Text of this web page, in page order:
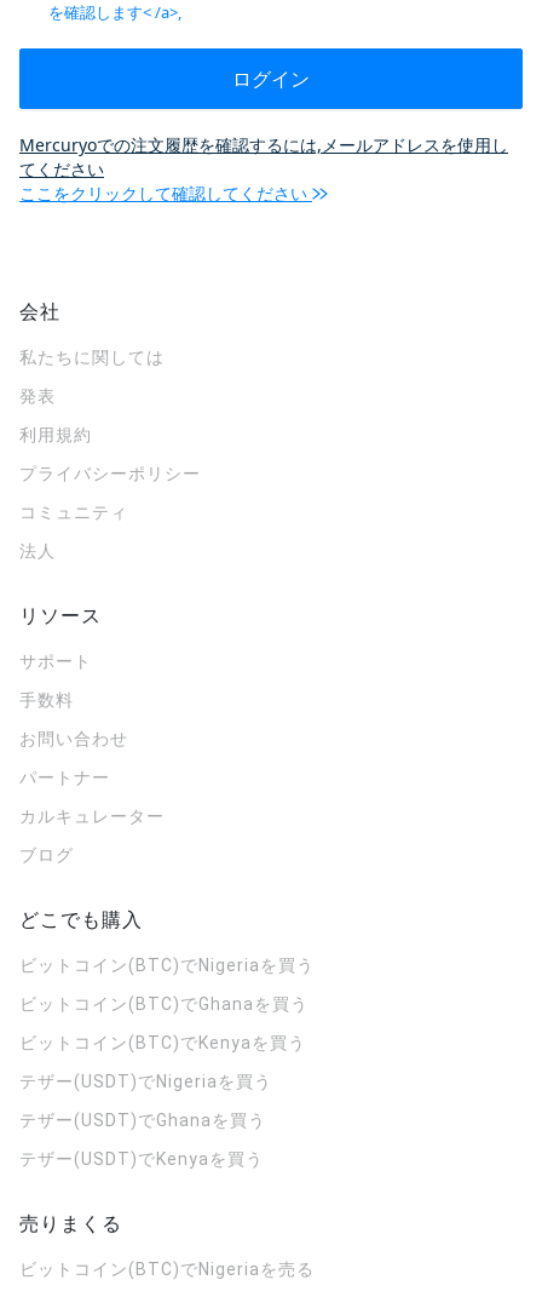
を確認します< /a>,
ログイン
Mercuryoでの注文履歴を確認するには,メールアドレスを使用し
てください
ここをクリックして確認してください
会社
私たちに関しては
発表
利用規約
プライバシーポリシー
コミュニティ
法人
リソース
サポート
手数料
お問い合わせ
パートナー
カルキュレーター
ブログ
どこでも購入
ビットコイン(BTC)でNigeriaを買う
ビットコイン(BTC)でGhanaを買う
ビットコイン(BTC)でKenyaを買う
テザー(USDT)でNigeriaを買う
テザー(USDT)でGhanaを買う
テザー(USDT)でKenyaを買う
売りまくる
ビットコイン(BTC)でNigeriaを売る